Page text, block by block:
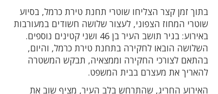
בתוך זמן קצר הצליחו שוטרי תחנת טירת כרמל, בסיוע
שוטרי המחוז הצפוני, לעצור שלושה חשודים במעורבות
באירוע: בגיר תושב העיר בן 46 ושני קטינים נוספים.
השלושה הובאו לחקירה בתחנת טירת כרמל, והיום,
בהתאם לצורכי החקירה וממצאיה, תבקש המשטרה
להאריך את מעצרם בבית המשפט.
האירוע החריג, שהתרחש בלב העיר, מציף שוב את